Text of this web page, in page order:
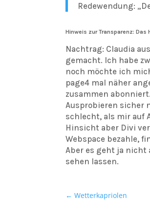
Redewendung:
Hinweis zur Transparenz:
Nachtrag: Claudia
gemacht. Ich habe
noch möchte ich
page4 mal näher
zusammen
Ausprobieren sicher
schlecht, als mir auf
Hinsicht aber Divi
Webspace bezahle,
Aber es geht ja nicht
sehen lassen.
←Wetterkapriolen